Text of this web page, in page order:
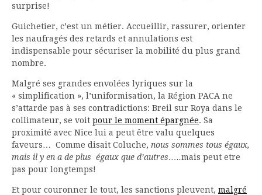
surprise!
Guichetier, c’est un métier. Accueillir, rassurer, orienter
les naufragés des retards et annulations est
indispensable pour sécuriser la mobilité du plus grand
nombre.
Malgré ses grandes envolées lyriques sur la
« simplification », l’uniformisation, la Région PACA ne
s’attarde pas à ses contradictions: Breil sur Roya dans le
collimateur, se voit pour le moment épargnée. Sa
proximité avec Nice lui a peut être valu quelques
faveurs… Comme disait Coluche, nous sommes tous égaux,
mais il y en a de plus égaux que d’autres…..mais peut etre
pas pour longtemps!
Et pour couronner le tout, les sanctions pleuvent, malgré